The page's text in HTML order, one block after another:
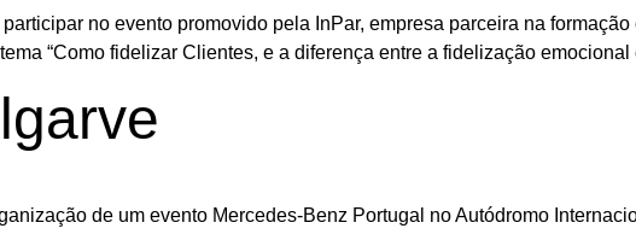
no evento promovido pela InPar, empresa parceira na
“Como fidelizar Clientes, e a diferença entre a fidelização emocional
de um evento Mercedes-Benz Portugal no Autódromo